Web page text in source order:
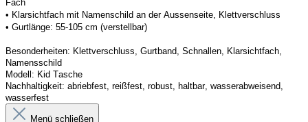
Fach
• Klarsichtfach mit Namenschild an der Aussenseite, Klettverschluss
• Gurtlänge: 55-105 cm (verstellbar)
Besonderheiten: Klettverschluss, Gurtband, Schnallen, Klarsichtfach,
Namensschild
Modell: Kid Tasche
Nachhaltigkeit: abriebfest, reißfest, robust, haltbar, wasserabweisend,
wasserfest
Menü schließen